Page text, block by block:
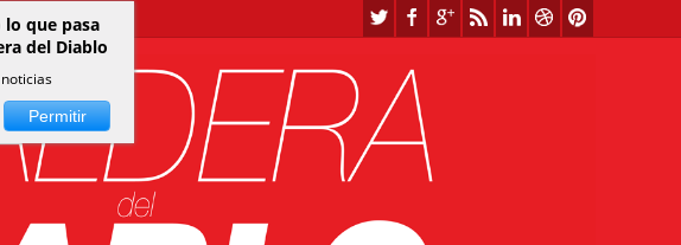
que pasa
del Diablo
Permitir